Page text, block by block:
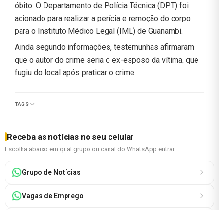
óbito. O Departamento de Polícia Técnica (DPT) foi
acionado para realizar a perícia e remoção do corpo
para o Instituto Médico Legal (IML) de Guanambi.
Ainda segundo informações, testemunhas afirmaram
que o autor do crime seria o ex-esposo da vítima, que
fugiu do local após praticar o crime.
TAGS
Receba as notícias no seu celular
Escolha abaixo em qual grupo ou canal do WhatsApp entrar:
Grupo de Notícias
Vagas de Emprego